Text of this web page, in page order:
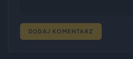
DODAJ KOMENTARZ